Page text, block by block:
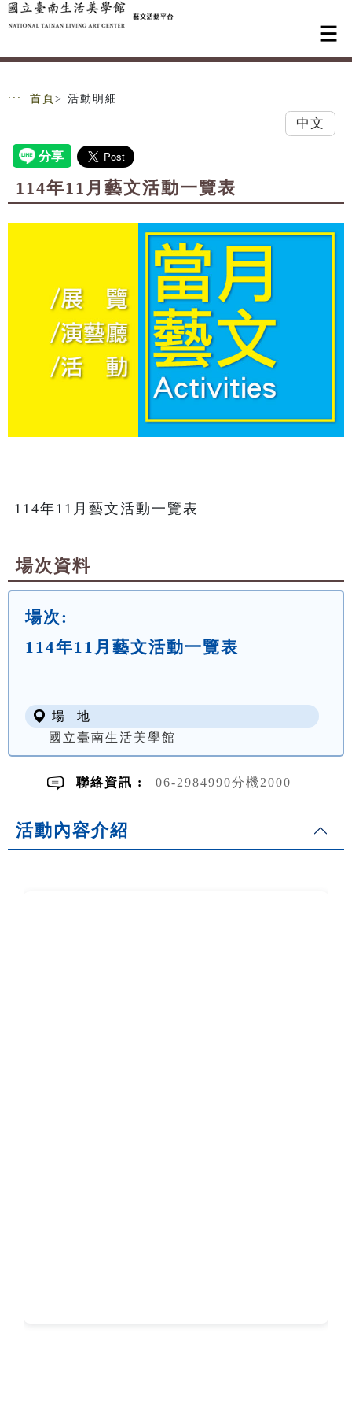
跳到主要內容
網站導覽
::: 首頁 > 活動明細
中文
114年11月藝文活動一覽表
114年11月藝文活動一覽表
場次資料
場次:
114年11月藝文活動一覽表
場 地
國立臺南生活美學館
聯絡資訊 : 06-2984990分機2000
活動內容介紹